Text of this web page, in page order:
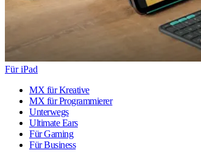
Für iPad
MX für Kreative
MX für Programmierer
Unterwegs
Ultimate Ears
Für Gaming
Für Business